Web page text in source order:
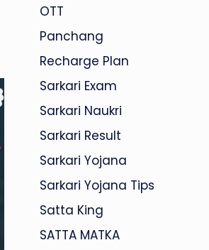
OTT
Panchang
Recharge Plan
Sarkari Exam
Sarkari Naukri
Sarkari Result
Sarkari Yojana
Sarkari Yojana Tips
Satta King
SATTA MATKA